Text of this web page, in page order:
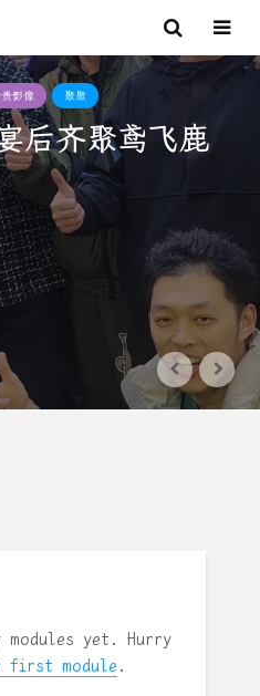
影像 聚聚
后齐聚鸢飞鹿
modules yet. Hurry
first module .